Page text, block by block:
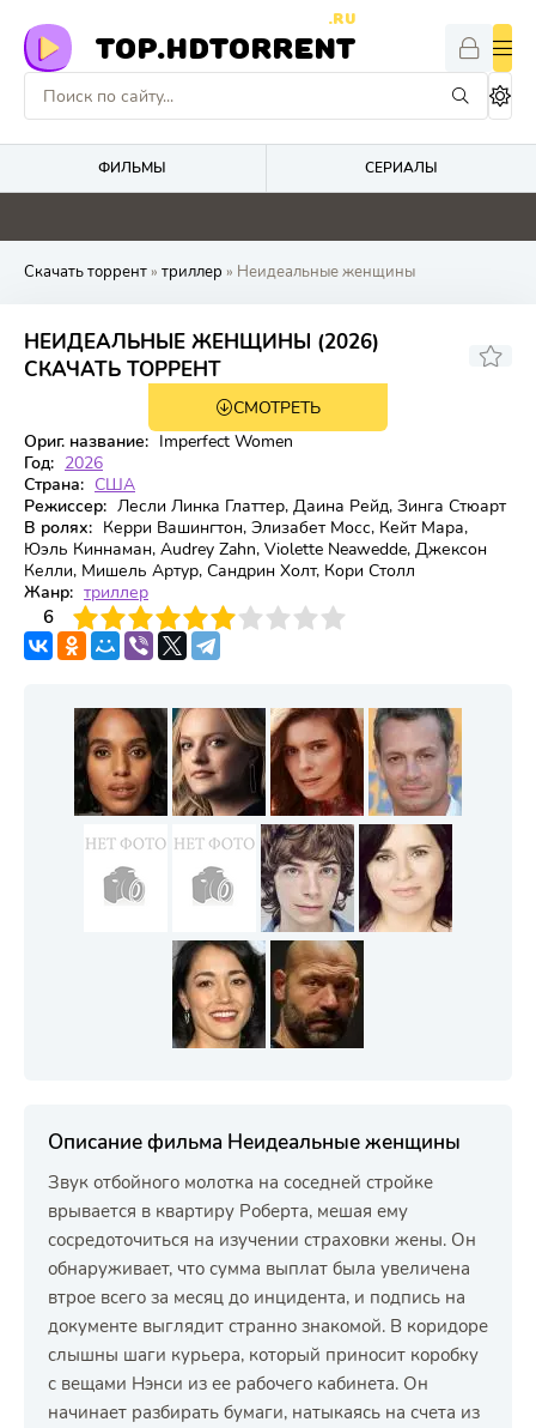
TOP.HDTORRENT
.RU
ФИЛЬМЫ СЕРИАЛЫ
0 0 5 0
Скачать торрент» триллер » Неидеальные женщины
НЕИДЕАЛЬНЫЕ ЖЕНЩИНЫ (2026)
СКАЧАТЬ ТОРРЕНТ
1 сезон 8 серия
6.791
СМОТРЕТЬ
Ориг. название: Imperfect Women
Год: 2026
Страна: США
Режиссер: Лесли Линка Глаттер, Даина Рейд, Зинга Стюарт
В ролях: Керри Вашингтон, Элизабет Мосс, Кейт Мара,
Юэль Киннаман, Audrey Zahn, Violette Neawedde, Джексон
Келли, Мишель Артур, Сандрин Холт, Кори Столл
Жанр: триллер
6
4 6 7 8 9 10
Описание фильма Неидеальные женщины
Звук отбойного молотка на соседней стройке
врывается в квартиру Роберта, мешая ему
сосредоточиться на изучении страховки жены. Он
обнаруживает, что сумма выплат была увеличена
втрое всего за месяц до инцидента, и подпись на
документе выглядит странно знакомой. В коридоре
слышны шаги курьера, который приносит коробку
с вещами Нэнси из ее рабочего кабинета. Он
начинает разбирать бумаги, натыкаясь на счета из